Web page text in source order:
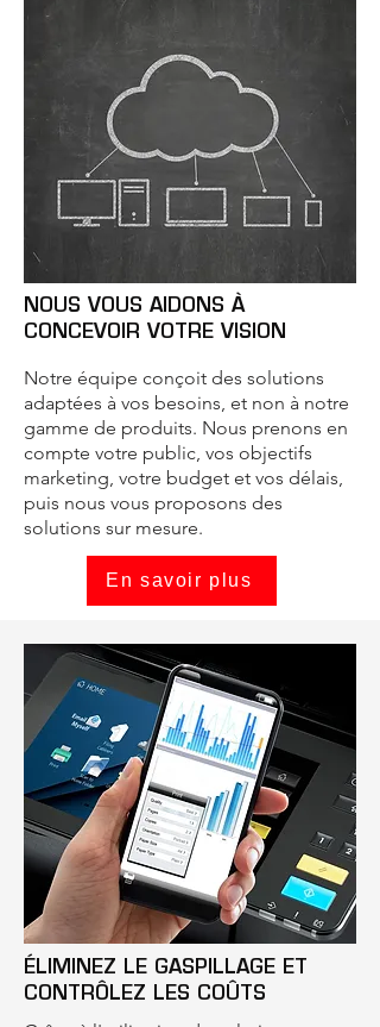
NOUS VOUS AIDONS À
CONCEVOIR VOTRE VISION
Notre équipe conçoit des solutions
adaptées à vos besoins, et non à notre
gamme de produits. Nous prenons en
compte votre public, vos objectifs
marketing, votre budget et vos délais,
puis nous vous proposons des
solutions sur mesure.
En savoir plus
ÉLIMINEZ LE GASPILLAGE ET
CONTRÔLEZ LES COÛTS